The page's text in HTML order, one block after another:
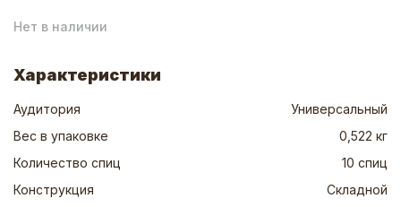
Нет в наличии
Характеристики
Аудитория
Универсальный
Вес в упаковке
0,522 кг
Количество спиц
10 спиц
Конструкция
Складной